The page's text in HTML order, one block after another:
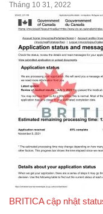
Tháng 10 31, 2022
BRITICA cập nhật